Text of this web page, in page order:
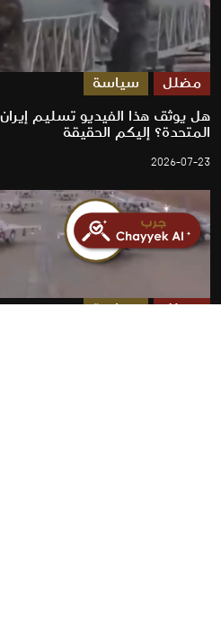
مضلل سياسة
هل يوثق هذا الفيديو تسليم إيران
المتحدة؟ إليكم الحقيقة
2026-07-23
مضلل سياسة